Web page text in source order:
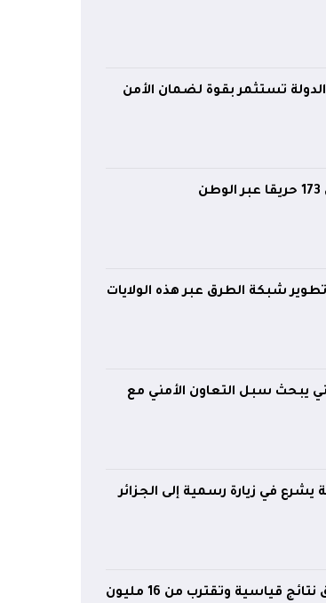
تستثمر بقوة لضمان الأمن
شبكة الطرق عبر هذه الولايات
يبحث سبل التعاون الأمني مع
يشرع في زيارة رسمية إلى الجزائر
"Ooredoo الجزائر" تحقق نتائج قياسية وتقترب من 16 مليون